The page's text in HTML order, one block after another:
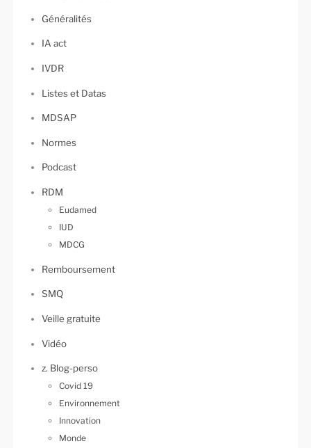
Généralités
IA act
IVDR
Listes et Datas
MDSAP
Normes
Podcast
RDM
Eudamed
IUD
MDCG
Remboursement
SMQ
Veille gratuite
Vidéo
z. Blog-perso
Covid 19
Environnement
Innovation
Monde